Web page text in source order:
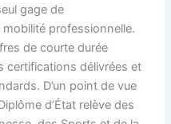
gage de
professionnelle.
de courte durée
certifications délivrées et
D’un point de vue
d’État relève des